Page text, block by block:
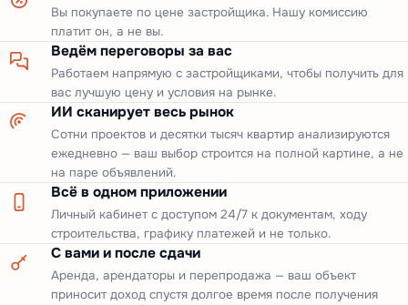
Вы покупаете по цене застройщика. Нашу комиссию
платит он, а не вы.
Ведём переговоры за вас
Работаем напрямую с застройщиками, чтобы получить для
вас лучшую цену и условия на рынке.
ИИ сканирует весь рынок
Сотни проектов и десятки тысяч квартир анализируются
ежедневно — ваш выбор строится на полной картине, а не
на паре объявлений.
Всё в одном приложении
Личный кабинет с доступом 24/7 к документам, ходу
строительства, графику платежей и не только.
С вами и после сдачи
Аренда, арендаторы и перепродажа — ваш объект
приносит доход спустя долгое время после получения